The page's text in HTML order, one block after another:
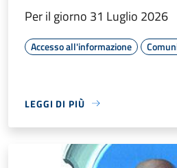
Per il giorno 31 Luglio 2026
Accesso all'informazione
LEGGI DI PIÙ